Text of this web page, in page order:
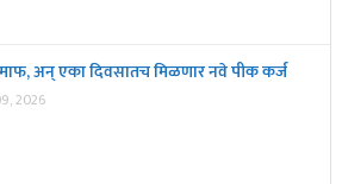
अन् एका दिवसातच मिळणार नवे पीक कर्ज
2026